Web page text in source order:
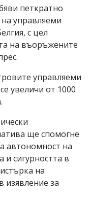
петкратно
управляеми
с цел
на въоръжените
управляеми
увеличи от 1000
ще спомогне
автономност на
и сигурността в
на
за